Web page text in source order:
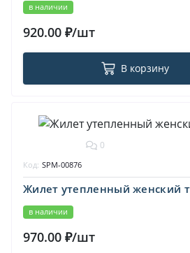
в наличии
920.00 ₽/шт
В корзину
0
Жилет утепленный женский
в наличии
Код: SPM-00876
970.00 ₽/шт